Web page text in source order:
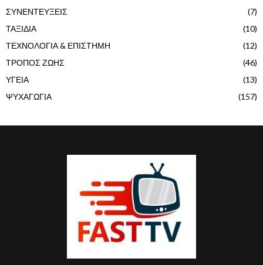
ΣΥΝΕΝΤΕΥΞΕΙΣ
(7)
ΤΑΞΙΔΙΑ
(10)
ΤΕΧΝΟΛΟΓΙΑ & ΕΠΙΣΤΗΜΗ
(12)
ΤΡΟΠΟΣ ΖΩΗΣ
(46)
ΥΓΕΙΑ
(13)
ΨΥΧΑΓΩΓΙΑ
(157)